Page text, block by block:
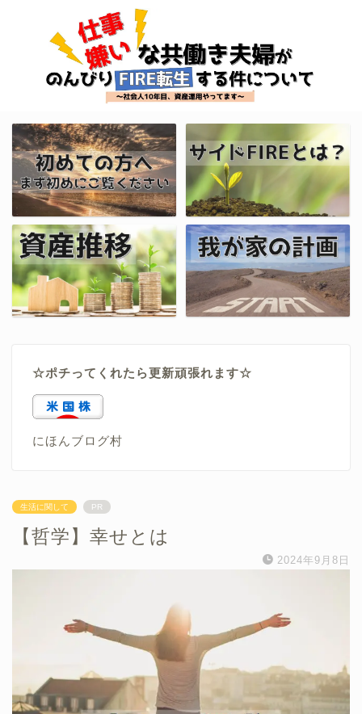
☆ポチってくれたら更新頑張れます☆
にほんブログ村
生活に関して PR
【哲学】幸せとは
2024年9月8日